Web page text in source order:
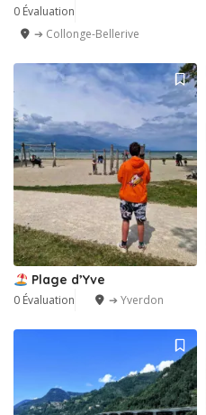
0 Évaluation
➔ Collonge-Bellerive
Plage d’Yve
0 Évaluation ➔ Yverdon